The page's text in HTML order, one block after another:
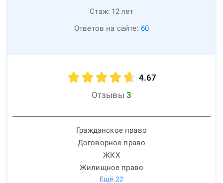
Стаж: 12лет
Ответов на сайте: 60
4.67
Отзывы 3
Гражданское право
Договорное право
ЖКХ
Жилищное право
Ещё 22